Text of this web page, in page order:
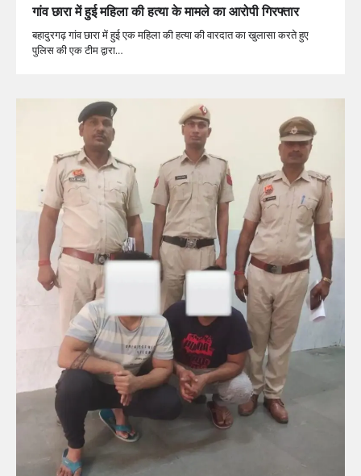
गांव छारा में हुई महिला की हत्या के मामले का आरोपी गिरफ्तार
बहादुरगढ़ गांव छारा में हुई एक महिला की हत्या की वारदात का खुलासा करते हुए
पुलिस की एक टीम द्वारा…